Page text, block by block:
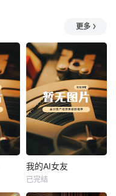
更多
热播
我的AI女友
我的AI女友
已完结